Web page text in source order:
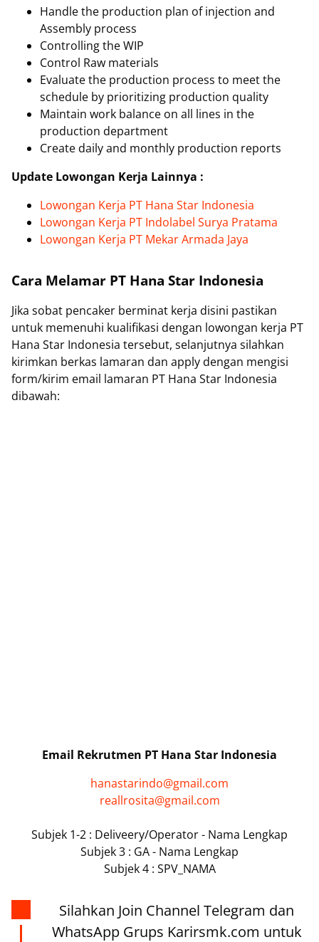
Handle the production plan of injection and
Assembly process
Controlling the WIP
Control Raw materials
Evaluate the production process to meet the
schedule by prioritizing production quality
Maintain work balance on all lines in the
production department
Create daily and monthly production reports
Update Lowongan Kerja Lainnya :
Lowongan Kerja PT Hana Star Indonesia
Lowongan Kerja PT Indolabel Surya Pratama
Lowongan Kerja PT Mekar Armada Jaya
Cara Melamar PT Hana Star Indonesia
Jika sobat pencaker berminat kerja disini pastikan
untuk memenuhi kualifikasi dengan lowongan kerja PT
Hana Star Indonesia tersebut, selanjutnya silahkan
kirimkan berkas lamaran dan apply dengan mengisi
form/kirim email lamaran PT Hana Star Indonesia
dibawah:
Email Rekrutmen PT Hana Star Indonesia
hanastarindo@gmail.com
reallrosita@gmail.com
Subjek 1-2 : Deliveery/Operator - Nama Lengkap
Subjek 3 : GA - Nama Lengkap
Subjek 4 : SPV_NAMA
Silahkan Join Channel Telegram dan
WhatsApp Grups Karirsmk.com untuk